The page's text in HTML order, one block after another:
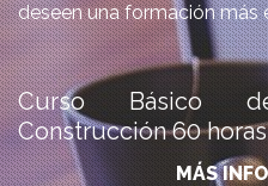
deseen una formación más
Curso Básico
Construcción 60
MÁS